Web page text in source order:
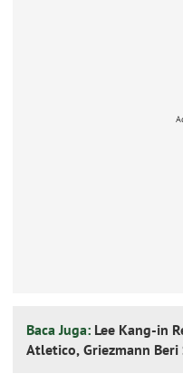
Baca Juga: Lee Kang-in
Atletico, Griezmann